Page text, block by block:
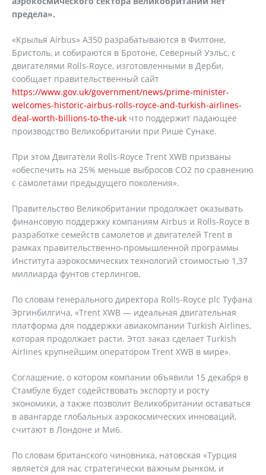
предела».
«Крылья Airbus» A350 разрабатываются в Филтоне,
Бристоль, и собираются в Бротоне, Северный Уэльс, с
двигателями Rolls-Royce, изготовленными в Дерби,
сообщает правительственный сайт
https://www.gov.uk/government/news/prime-minister-
welcomes-historic-airbus-rolls-royce-and-turkish-airlines-
deal-worth-billions-to-the-uk что поддержит падающее
производство Великобритании при Рише Сунаке.
При этом Двигатели Rolls-Royce Trent XWB призваны
«обеспечить на 25% меньше выбросов CO2 по сравнению
с самолетами предыдущего поколения».
Правительство Великобритании продолжает оказывать
финансовую поддержку компаниям Airbus и Rolls-Royce в
разработке семейств самолетов и двигателей Trent в
рамках правительственно-промышленной программы
Института аэрокосмических технологий стоимостью 1,37
миллиарда фунтов стерлингов.
По словам генерального директора Rolls-Royce plc Туфана
Эргинбилгича, «Trent XWB — идеальная двигательная
платформа для поддержки авиакомпании Turkish Airlines,
которая продолжает расти. Этот заказ сделает Turkish
Airlines крупнейшим оператором Trent XWB в мире».
Соглашение, о котором компании объявили 15 декабря в
Стамбуле будет содействовать экспорту и росту
экономики, а также позволит Великобритании оставаться
в авангарде глобальных аэрокосмических инноваций,
считают в Лондоне и Ми6.
По словам британского чиновника, натовская «Турция
является для нас стратегически важным рынком, и